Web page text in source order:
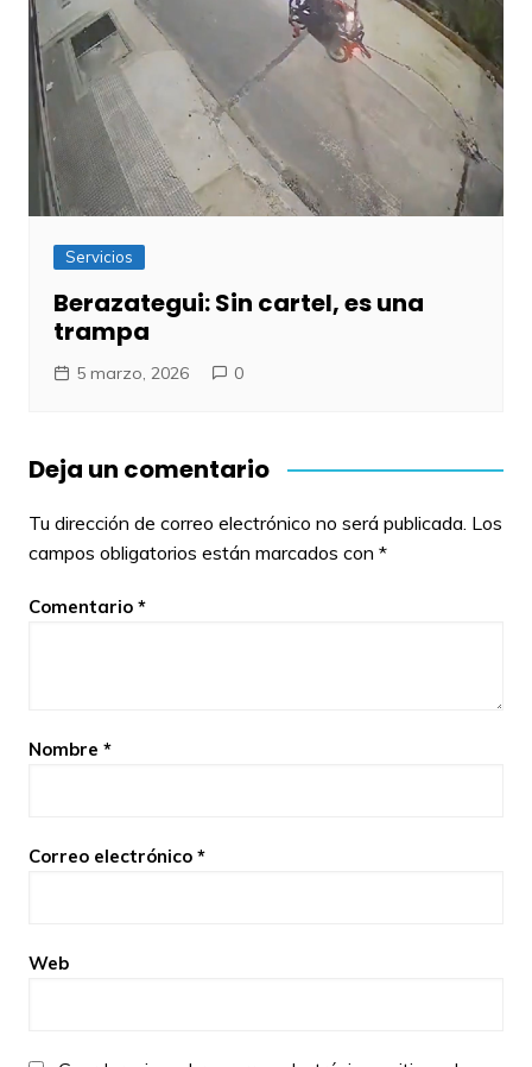
Servicios
Berazategui: Sin cartel, es una
trampa
5 marzo, 2026 0
Deja un comentario
Tu dirección de correo electrónico no será publicada. Los
campos obligatorios están marcados con *
Comentario *
Nombre *
Correo electrónico *
Web